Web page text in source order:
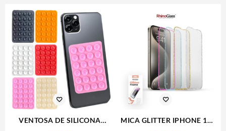
VENTOSA DE SILICONA
MICA GLITTER IPHONE 17